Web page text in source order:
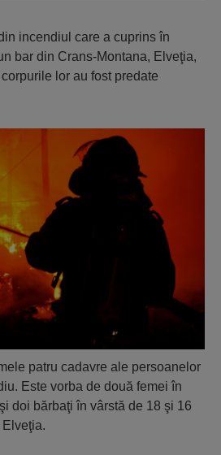
incendiul care a cuprins în
bar din Crans-Montana, Elveţia,
lor au fost predate
patru cadavre ale persoanelor
Este vorba de două femei în
doi bărbaţi în vârstă de 18 şi 16